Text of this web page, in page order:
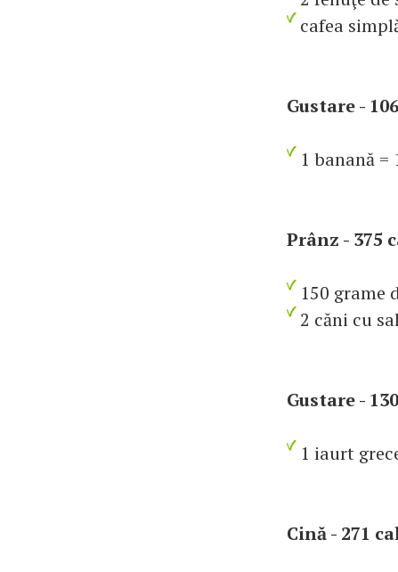
cafea
Gustare -
1 banană =
Prânz - 375
150 grame
2 căni cu
Gustare -
1 iaurt
Cină - 271